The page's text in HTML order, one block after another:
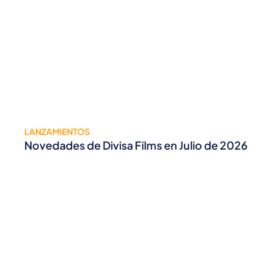
LANZAMIENTOS
Novedades de Divisa Films en Julio de 2026